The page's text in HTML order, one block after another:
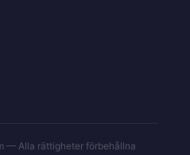
— Alla rättigheter förbehållna